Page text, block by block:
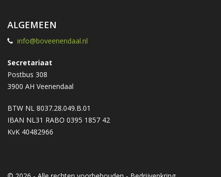
ALGEMEEN
info@boveenendaal.nl
Secretariaat
Postbus 308
3900 AH Veenendaal
BTW NL 8037.28.049.B.01
IBAN NL31 RABO 0395 1857 42
KvK 40482966